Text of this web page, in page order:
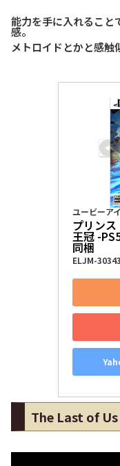
能力を手に入れること
感。
メトロイドとかと感触
ユービーア
プリン
王冠 -
同梱
ELJM-30343
The Last of Us